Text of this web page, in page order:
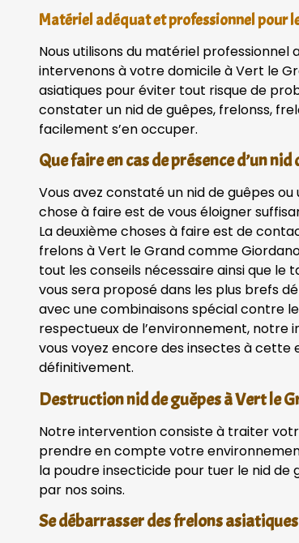
Matériel adéquat et professionnel pour
Nous utilisons du matériel
intervenons à votre domicile à Vert le
asiatiques pour éviter tout risque de
constater un nid de guêpes, frelonss,
facilement s’en occuper.
Que faire en cas de présence d’un
Vous avez constaté un nid de guêpes
chose à faire est de vous éloigner
La deuxième choses à faire est de
frelons à Vert le Grand comme
tout les conseils nécessaire ainsi que le
vous sera proposé dans les plus brefs
avec une combinaisons spécial contre
respectueux de l’environnement,
vous voyez encore des insectes à
définitivement.
Destruction nid de guêpes à Vert le
Notre intervention consiste à traiter
prendre en compte votre
la poudre insecticide pour tuer le nid
par nos soins.
Se débarrasser des frelons